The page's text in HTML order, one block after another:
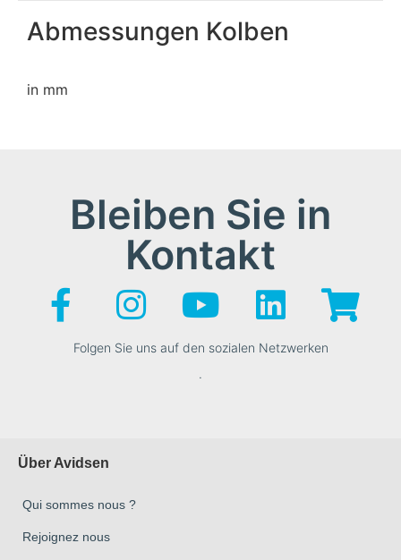
Abmessungen Kolben
in mm
Bleiben Sie in
Kontakt
Folgen Sie uns auf den sozialen Netzwerken
.
Über Avidsen
Qui sommes nous ?
Rejoignez nous